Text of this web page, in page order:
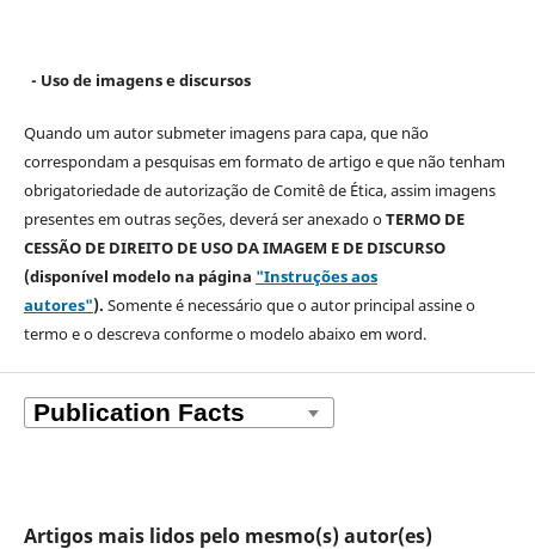
- Uso de imagens e discursos
Quando um autor submeter imagens para capa, que não
correspondam a pesquisas em formato de artigo e que não tenham
obrigatoriedade de autorização de Comitê de Ética, assim imagens
presentes em outras seções, deverá ser anexado oTERMO DE
CESSÃO DE DIREITO DE USO DA IMAGEM E DE DISCURSO
(disponível modelo na página "Instruções aos
autores"). Somente é necessário que o autor principal assine o
termo e o descrevaconforme o modelo abaixo em word.
Artigos mais lidos pelo mesmo(s) autor(es)